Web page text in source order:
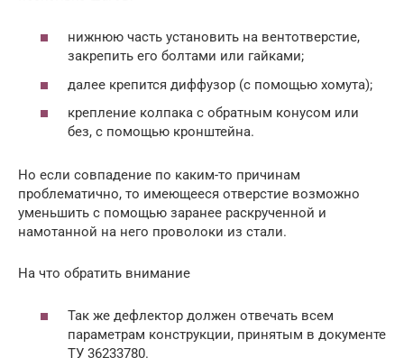
нижнюю часть установить на вентотверстие,
закрепить его болтами или гайками;
далее крепится диффузор (с помощью хомута);
крепление колпака с обратным конусом или
без, с помощью кронштейна.
Но если совпадение по каким-то причинам
проблематично, то имеющееся отверстие возможно
уменьшить с помощью заранее раскрученной и
намотанной на него проволоки из стали.
На что обратить внимание
Так же дефлектор должен отвечать всем
параметрам конструкции, принятым в документе
ТУ 36233780.